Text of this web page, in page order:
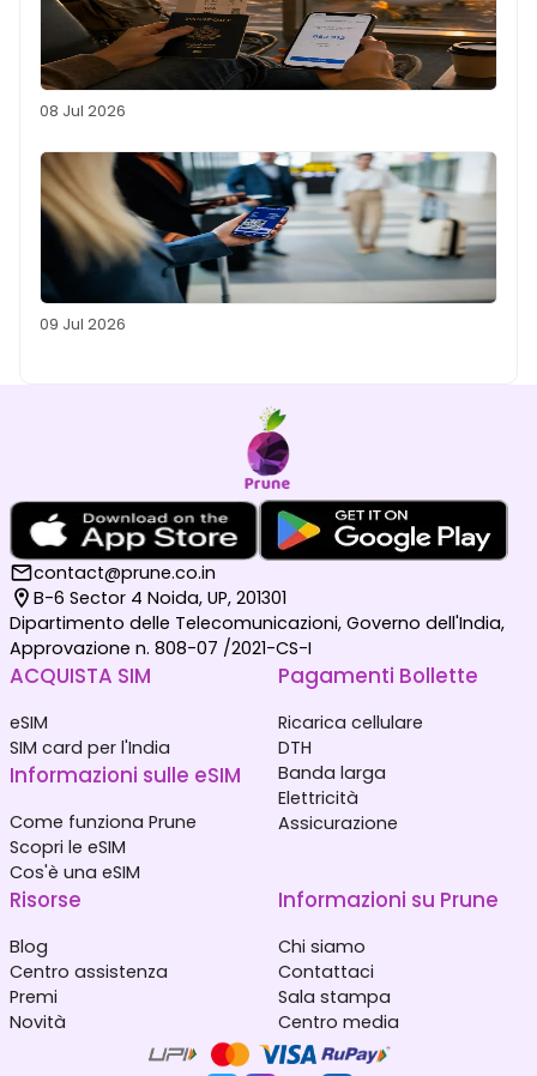
08 Jul 2026
09 Jul 2026
contact@prune.co.in
B-6 Sector 4 Noida, UP, 201301
Dipartimento delle Telecomunicazioni, Governo dell'India,
Approvazione n. 808-07 /2021-CS-I
ACQUISTA SIM
eSIM
SIM card per l'India
Informazioni sulle eSIM
Come funziona Prune
Scopri le eSIM
Cos'è una eSIM
Pagamenti Bollette
Ricarica cellulare
DTH
Banda larga
Elettricità
Assicurazione
Risorse
Blog
Centro assistenza
Premi
Novità
Informazioni su Prune
Chi siamo
Contattaci
Sala stampa
Centro media